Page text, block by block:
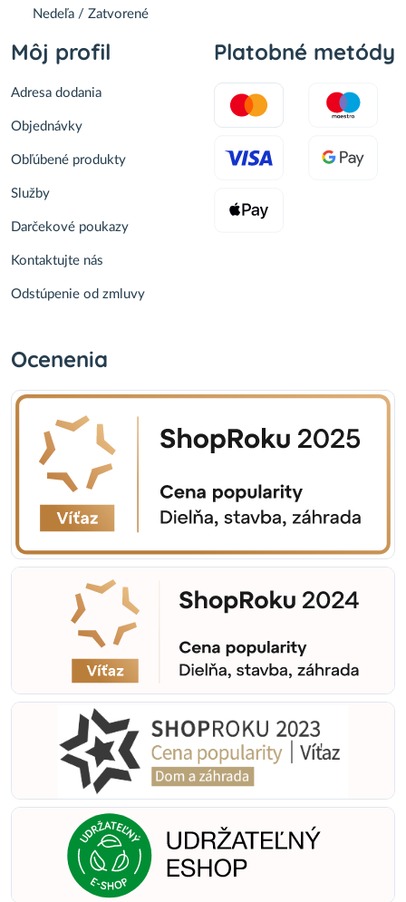
Nedeľa / Zatvorené
Môj profil
Adresa dodania
Objednávky
Obľúbené produkty
Služby
Darčekové poukazy
Kontaktujte nás
Odstúpenie od zmluvy
Platobné metódy
Ocenenia